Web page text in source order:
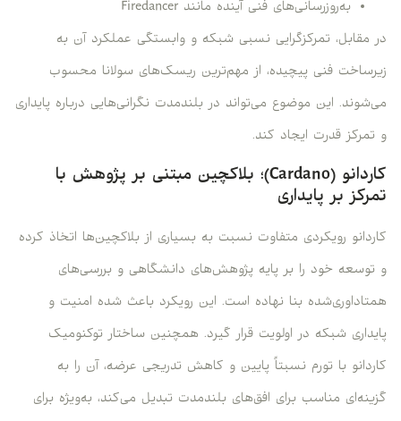
به‌روزرسانی‌های فنی آینده مانند Firedancer
در مقابل، تمرکزگرایی نسبی شبکه و وابستگی عملکرد آن به
زیرساخت فنی پیچیده، از مهم‌ترین ریسک‌های سولانا محسوب
می‌شوند. این موضوع می‌تواند در بلندمدت نگرانی‌هایی درباره پایداری
و تمرکز قدرت ایجاد کند.
کاردانو (Cardano)؛ بلاکچین مبتنی بر پژوهش با
تمرکز بر پایداری
کاردانو رویکردی متفاوت نسبت به بسیاری از بلاکچین‌ها اتخاذ کرده
و توسعه خود را بر پایه پژوهش‌های دانشگاهی و بررسی‌های
همتا‌داوری‌شده بنا نهاده است. این رویکرد باعث شده امنیت و
پایداری شبکه در اولویت قرار گیرد. همچنین ساختار توکنومیک
کاردانو با تورم نسبتاً پایین و کاهش تدریجی عرضه، آن را به
گزینه‌ای مناسب برای افق‌های بلندمدت تبدیل می‌کند، به‌ویژه برای